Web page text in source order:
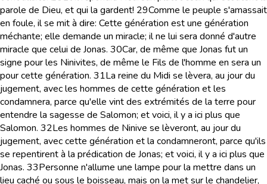
parole de Dieu, et qui la gardent! 29Comme le peuple s'amassait
en foule, il se mit à dire: Cette génération est une génération
méchante; elle demande un miracle; il ne lui sera donné d'autre
miracle que celui de Jonas. 30Car, de même que Jonas fut un
signe pour les Ninivites, de même le Fils de l'homme en sera un
pour cette génération. 31La reine du Midi se lèvera, au jour du
jugement, avec les hommes de cette génération et les
condamnera, parce qu'elle vint des extrémités de la terre pour
entendre la sagesse de Salomon; et voici, il y a ici plus que
Salomon. 32Les hommes de Ninive se lèveront, au jour du
jugement, avec cette génération et la condamneront, parce qu'ils
se repentirent à la prédication de Jonas; et voici, il y a ici plus que
Jonas. 33Personne n'allume une lampe pour la mettre dans un
lieu caché ou sous le boisseau, mais on la met sur le chandelier,